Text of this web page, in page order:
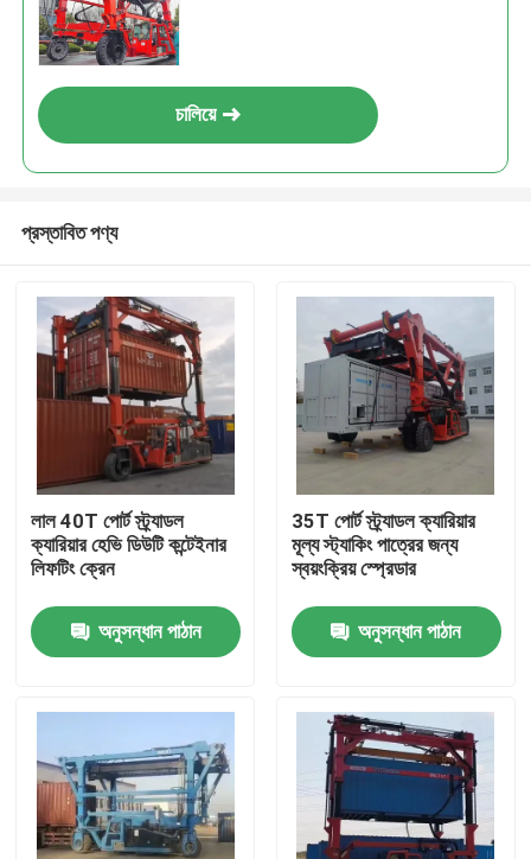
পণ্য
ভিডিও
চালিয়ে
প্রস্তাবিত পণ্য
লাল 40T পোর্ট স্ট্র্যাডল
ক্যারিয়ার হেভি ডিউটি ​​কন্টেইনার
লিফটিং ক্রেন
অনুসন্ধান পাঠান
35T পোর্ট স্ট্র্যাডল ক্যারিয়ার
মূল্য স্ট্যাকিং পাত্রের জন্য
স্বয়ংক্রিয় স্প্রেডার
অনুসন্ধান পাঠান